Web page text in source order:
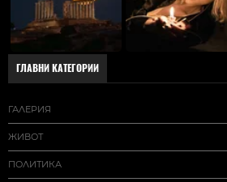
ГЛАВНИ КАТЕГОРИИ
ГАЛЕРИЯ
ЖИВОТ
ПОЛИТИКА